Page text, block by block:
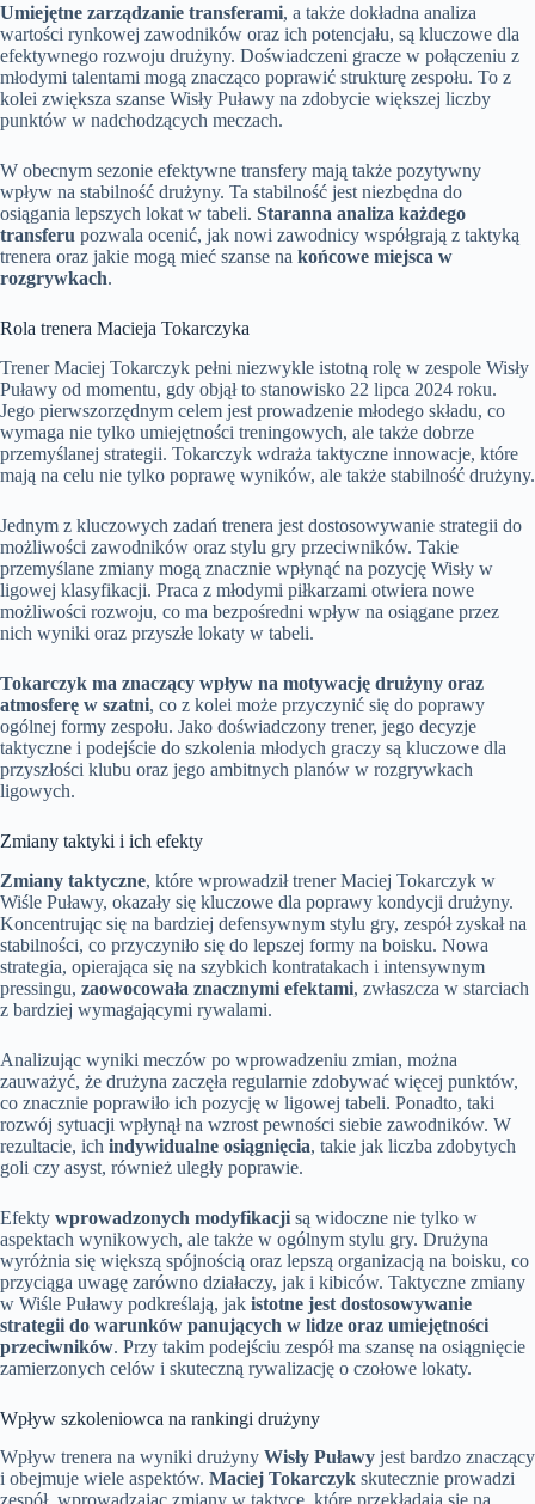
Umiejętne zarządzanie transferami, a także dokładna analiza
wartości rynkowej zawodników oraz ich potencjału, są kluczowe dla
efektywnego rozwoju drużyny. Doświadczeni gracze w połączeniu z
młodymi talentami mogą znacząco poprawić strukturę zespołu. To z
kolei zwiększa szanse Wisły Puławy na zdobycie większej liczby
punktów w nadchodzących meczach.
W obecnym sezonie efektywne transfery mają także pozytywny
wpływ na stabilność drużyny. Ta stabilność jest niezbędna do
osiągania lepszych lokat w tabeli. Staranna analiza każdego
transferu pozwala ocenić, jak nowi zawodnicy współgrają z taktyką
trenera oraz jakie mogą mieć szanse na końcowe miejsca w
rozgrywkach.
Rola trenera Macieja Tokarczyka
Trener Maciej Tokarczyk pełni niezwykle istotną rolę w zespole Wisły
Puławy od momentu, gdy objął to stanowisko 22 lipca 2024 roku.
Jego pierwszorzędnym celem jest prowadzenie młodego składu, co
wymaga nie tylko umiejętności treningowych, ale także dobrze
przemyślanej strategii. Tokarczyk wdraża taktyczne innowacje, które
mają na celu nie tylko poprawę wyników, ale także stabilność drużyny.
Jednym z kluczowych zadań trenera jest dostosowywanie strategii do
możliwości zawodników oraz stylu gry przeciwników. Takie
przemyślane zmiany mogą znacznie wpłynąć na pozycję Wisły w
ligowej klasyfikacji. Praca z młodymi piłkarzami otwiera nowe
możliwości rozwoju, co ma bezpośredni wpływ na osiągane przez
nich wyniki oraz przyszłe lokaty w tabeli.
Tokarczyk ma znaczący wpływ na motywację drużyny oraz
atmosferę w szatni, co z kolei może przyczynić się do poprawy
ogólnej formy zespołu. Jako doświadczony trener, jego decyzje
taktyczne i podejście do szkolenia młodych graczy są kluczowe dla
przyszłości klubu oraz jego ambitnych planów w rozgrywkach
ligowych.
Zmiany taktyki i ich efekty
Zmiany taktyczne, które wprowadził trener Maciej Tokarczyk w
Wiśle Puławy, okazały się kluczowe dla poprawy kondycji drużyny.
Koncentrując się na bardziej defensywnym stylu gry, zespół zyskał na
stabilności, co przyczyniło się do lepszej formy na boisku. Nowa
strategia, opierająca się na szybkich kontratakach i intensywnym
pressingu, zaowocowała znacznymi efektami, zwłaszcza w starciach
z bardziej wymagającymi rywalami.
Analizując wyniki meczów po wprowadzeniu zmian, można
zauważyć, że drużyna zaczęła regularnie zdobywać więcej punktów,
co znacznie poprawiło ich pozycję w ligowej tabeli. Ponadto, taki
rozwój sytuacji wpłynął na wzrost pewności siebie zawodników. W
rezultacie, ich indywidualne osiągnięcia, takie jak liczba zdobytych
goli czy asyst, również uległy poprawie.
Efekty wprowadzonych modyfikacji są widoczne nie tylko w
aspektach wynikowych, ale także w ogólnym stylu gry. Drużyna
wyróżnia się większą spójnością oraz lepszą organizacją na boisku, co
przyciąga uwagę zarówno działaczy, jak i kibiców. Taktyczne zmiany
w Wiśle Puławy podkreślają, jak istotne jest dostosowywanie
strategii do warunków panujących w lidze oraz umiejętności
przeciwników. Przy takim podejściu zespół ma szansę na osiągnięcie
zamierzonych celów i skuteczną rywalizację o czołowe lokaty.
Wpływ szkoleniowca na rankingi drużyny
Wpływ trenera na wyniki drużyny Wisły Puławy jest bardzo znaczący
i obejmuje wiele aspektów. Maciej Tokarczyk skutecznie prowadzi